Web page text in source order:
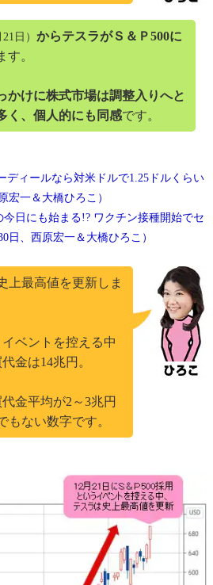
21日） からテスラがＳ＆Ｐ500に
す。
かけに株式市場は調整入りへと
く、個人的にも同感です。
ディールなら対米ドルで1.25ドルくらい
宏一＆大橋ひろこ）
日にも始まる!? ワクチン接種開始でセ
日、西原宏一＆大橋ひろこ）
上最高値を更新しま
ベントを控える中
金は14兆円。
金平均が2～3兆円
もない数字です。